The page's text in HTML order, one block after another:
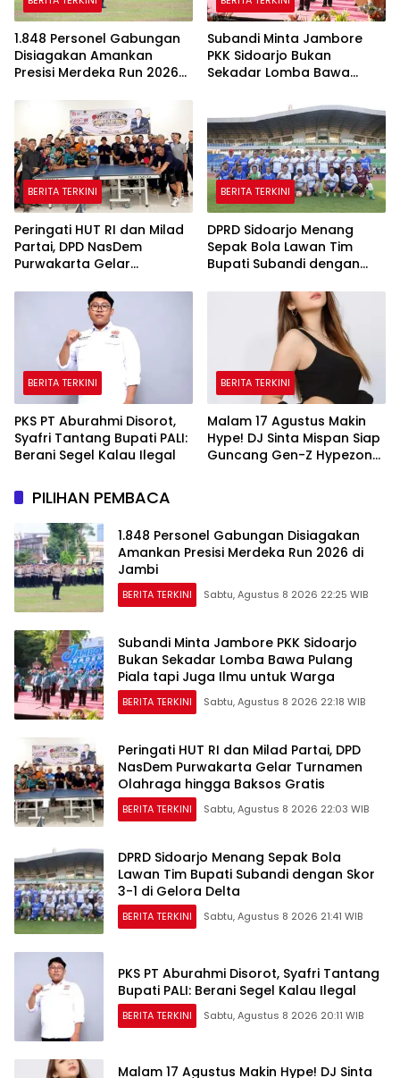
1.848 Personel Gabungan
Disiagakan Amankan
Presisi Merdeka Run 2026
Subandi Minta Jambore
PKK Sidoarjo Bukan
Sekadar Lomba Bawa
untuk Warga
BERITA TERKINI
Peringati HUT RI dan Milad
Partai, DPD NasDem
Purwakarta Gelar
hingga Baksos Gratis
BERITA TERKINI
DPRD Sidoarjo Menang
Sepak Bola Lawan Tim
Bupati Subandi dengan
BERITA TERKINI
PKS PT Aburahmi Disorot,
Syafri Tantang Bupati PALI:
Berani Segel Kalau Ilegal
BERITA TERKINI
Malam 17 Agustus Makin
Hype! DJ Sinta Mispan Siap
Guncang Gen-Z Hypezone
PILIHAN PEMBACA
1.848 Personel Gabungan Disiagakan
Amankan Presisi Merdeka Run 2026 di
Jambi
BERITA TERKINI Sabtu, Agustus 8 2026 22:25 WIB
Subandi Minta Jambore PKK Sidoarjo
Bukan Sekadar Lomba Bawa Pulang
Piala tapi Juga Ilmu untuk Warga
BERITA TERKINI Sabtu, Agustus 8 2026 22:18 WIB
Peringati HUT RI dan Milad Partai, DPD
NasDem Purwakarta Gelar Turnamen
Olahraga hingga Baksos Gratis
BERITA TERKINI Sabtu, Agustus 8 2026 22:03 WIB
DPRD Sidoarjo Menang Sepak Bola
Lawan Tim Bupati Subandi dengan Skor
3-1 di Gelora Delta
BERITA TERKINI Sabtu, Agustus 8 2026 21:41 WIB
PKS PT Aburahmi Disorot, Syafri Tantang
Bupati PALI: Berani Segel Kalau Ilegal
BERITA TERKINI Sabtu, Agustus 8 2026 20:11 WIB
Malam 17 Agustus Makin Hype! DJ Sinta